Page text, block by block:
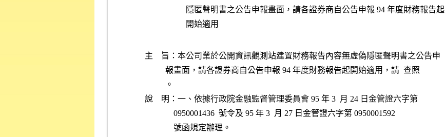
隱匿聲明書之公告申報畫面，請各證券商自公告申報 94 年度財務報告起
主    旨：本公司業於公開資訊觀測站建置財務報告內容無虛偽隱匿聲明書之公告申
          報畫面，請各證券商自公告申報 94 年度財務報告起開始適用，請  查照
          。
說    明：一、依據行政院金融監督管理委員會 95 年 3  月 24 日金管證六字第
              0950001436  號令及 95 年 3  月 27 日金管證六字第 0950001592
              號函規定辦理。